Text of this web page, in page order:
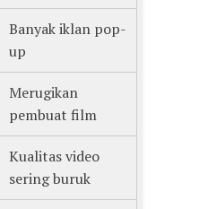
Banyak iklan pop-
up
Merugikan
pembuat film
Kualitas video
sering buruk